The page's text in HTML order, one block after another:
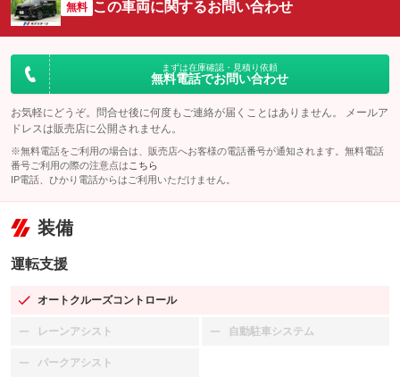
無料 この車両に関するお問い合わせ
まずは在庫確認・見積り依頼
無料電話でお問い合わせ
お気軽にどうぞ。問合せ後に何度もご連絡が届くことはありません。 メールア
ドレスは販売店に公開されません。
※無料電話をご利用の場合は、販売店へお客様の電話番号が通知されます。無料電話
番号ご利用の際の注意点は こちら
IP電話、ひかり電話からはご利用いただけません。
装備
運転支援
オートクルーズコントロール
：装備あり
レーンアシスト
：装備なし 自動駐車システム
：装備なし
パークアシスト
：装備なし